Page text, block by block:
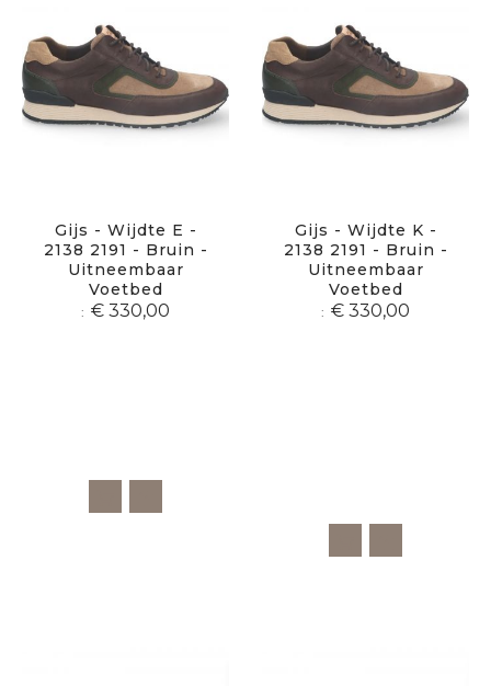
Gijs - Wijdte E -
2138 2191 - Bruin -
Uitneembaar
Voetbed
€ 330,00
Gijs - Wijdte K -
2138 2191 - Bruin -
Uitneembaar
Voetbed
€ 330,00